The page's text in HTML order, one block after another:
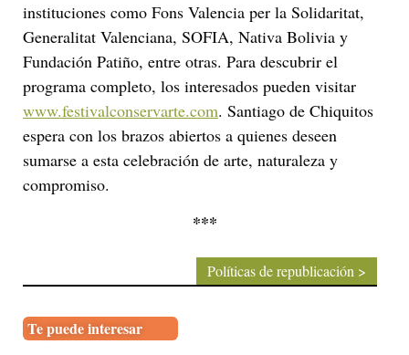
instituciones como Fons Valencia per la Solidaritat,
Generalitat Valenciana, SOFIA, Nativa Bolivia y
Fundación Patiño, entre otras. Para descubrir el
programa completo, los interesados pueden visitar
www.festivalconservarte.com. Santiago de Chiquitos
espera con los brazos abiertos a quienes deseen
sumarse a esta celebración de arte, naturaleza y
compromiso.
***
Políticas de republicación >
Te puede interesar